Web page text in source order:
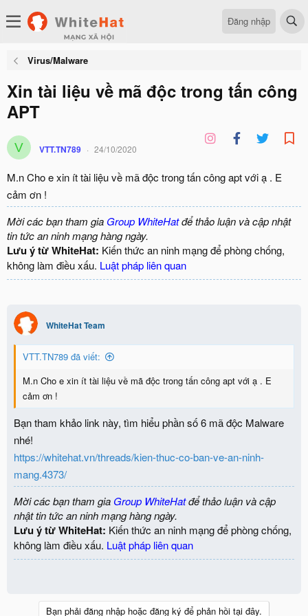
Đăng nhập
Virus/Malware
Xin tài liệu về mã độc trong tấn công
APT
V VTT.TN789 24/10/2020
M.n Cho e xin ít tài liệu về mã độc trong tấn công apt với ạ . E
cảm ơn !
Mời các bạn tham gia Group WhiteHatđể thảo luận và cập nhật
tin tức an ninh mạng hàng ngày.
Lưu ý từ WhiteHat: Kiến thức an ninh mạng để phòng chống,
không làm điều xấu. Luật pháp liên quan
WhiteHat Team
VTT.TN789 đã viết:
M.n Cho e xin ít tài liệu về mã độc trong tấn công apt với ạ . E
cảm ơn !
Bạn tham khảo link này, tìm hiểu phần số 6 mã độc Malware
nhé!
https://whitehat.vn/threads/kien-thuc-co-ban-ve-an-ninh-
mang.4373/
Mời các bạn tham gia Group WhiteHatđể thảo luận và cập
nhật tin tức an ninh mạng hàng ngày.
Lưu ý từ WhiteHat: Kiến thức an ninh mạng để phòng chống,
không làm điều xấu. Luật pháp liên quan
Bạn phải đăng nhập hoặc đăng ký để phản hồi tại đây.